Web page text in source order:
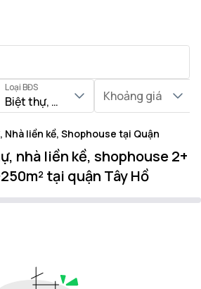
Loại BĐS
Biệt thự, Nhà liền kề, Shophouse
Khoảng giá
liền kề, Shophouse tại Quận Tây Hồ
nhà liền kề, shophouse 2+
tại quận Tây Hồ